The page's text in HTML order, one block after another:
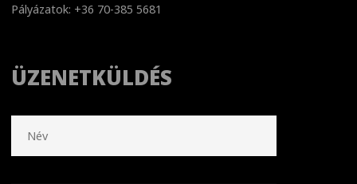
Pályázatok: +36 70-385 5681
ÜZENETKÜLDÉS